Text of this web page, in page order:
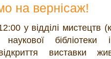
на вернісаж!
у відділі мистецтв
наукової
виставки